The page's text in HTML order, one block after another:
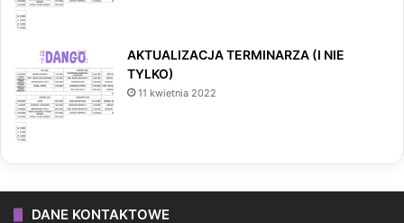
AKTUALIZACJA TERMINARZA (I NIE
TYLKO)
11 kwietnia 2022
DANE KONTAKTOWE